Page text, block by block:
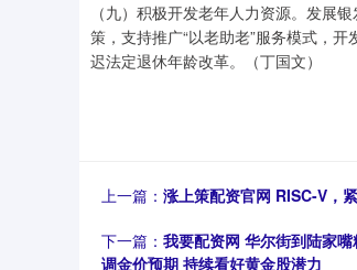
（九）积极开发老年人力资源。发展
策，支持推广“以老助老”服务模式，
迟法定退休年龄改革。（丁国文）
上一篇： 涨上策配资官网 RISC-V，
下一篇： 我要配资网 华尔街到陆家
调金价预期 持续看好黄金股潜力